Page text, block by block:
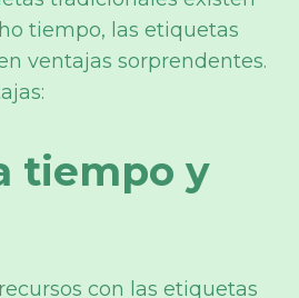
tiempo, las etiquetas
ventajas sorprendentes.
tiempo y
con las etiquetas